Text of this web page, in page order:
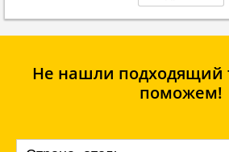
Не нашли подходящий
поможем!